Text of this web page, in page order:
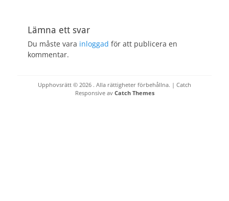
Lämna ett svar
Du måste vara inloggad för att publicera en
kommentar.
Upphovsrätt © 2026 . Alla rättigheter förbehållna. | Catch
Responsive av Catch Themes